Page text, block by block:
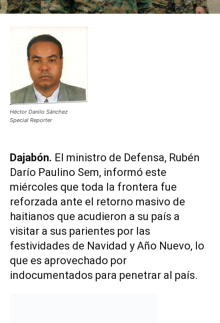
Héctor Danilo Sánchez
Special Reporter
Dajabón. El ministro de Defensa, Rubén
Darío Paulino Sem, informó este
miércoles que toda la frontera fue
reforzada ante el retorno masivo de
haitianos que acudieron a su país a
visitar a sus parientes por las
festividades de Navidad y Año Nuevo, lo
que es aprovechado por
indocumentados para penetrar al país.